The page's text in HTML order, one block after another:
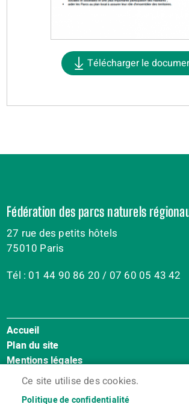
Télécharger le
Ce site utilise des cookies.
Politique de confidentialité
Fédération des parcs naturels
27 rue des petits hôtels
75010 Paris
Tél : 01 44 90 86 20 / 07 60 05 43 42
Menu
Pied
de
page
Accueil
Plan du site
Mentions légales
Accessibilité : Non conforme